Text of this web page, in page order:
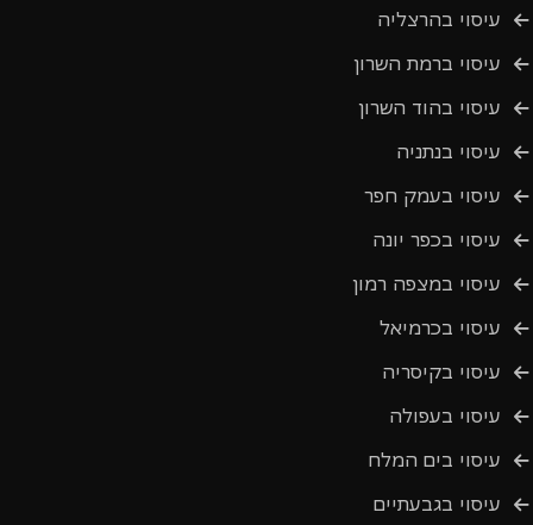
עיסוי בהרצליה
עיסוי ברמת השרון
עיסוי בהוד השרון
עיסוי בנתניה
עיסוי בעמק חפר
עיסוי בכפר יונה
עיסוי במצפה רמון
עיסוי בכרמיאל
עיסוי בקיסריה
עיסוי בעפולה
עיסוי בים המלח
עיסוי בגבעתיים